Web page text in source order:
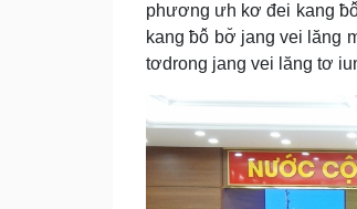
phương ưh kơ đei kang
kang ƀô̆ bơ̆ jang vei lăng
tơdrong jang vei lăng tơ